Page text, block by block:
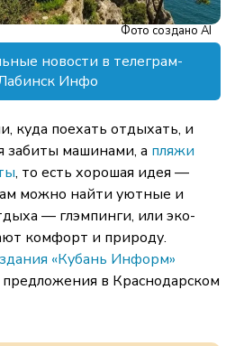
Фото создано AI
новости в телеграм-
Инфо
куда поехать отдыхать, и
забиты машинами, а пляжи
, то есть хорошая идея —
можно найти уютные и
— глэмпинги, или эко-
комфорт и природу.
«Кубань Информ»
в Краснодарском